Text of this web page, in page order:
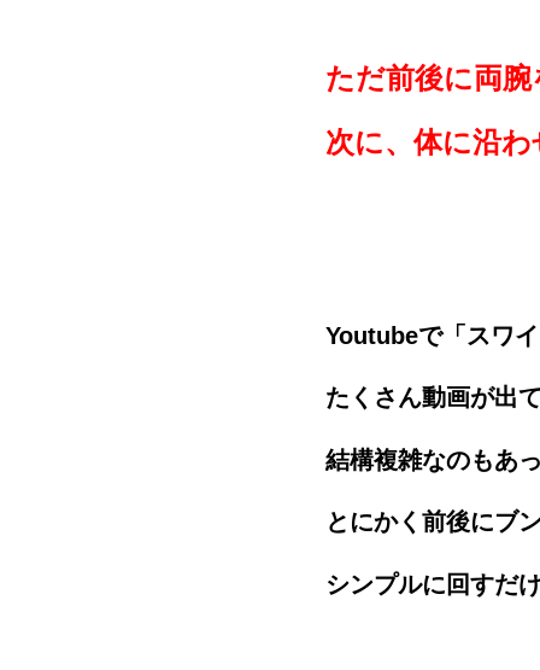
ただ前後に両
次に、体に沿
Youtubeで「スワ
たくさん動画が出
結構複雑なのもあ
とにかく前後にブ
シンプルに回すだ